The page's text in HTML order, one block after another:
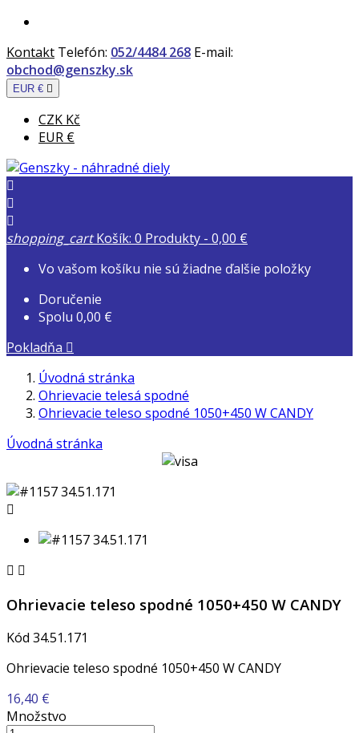
Kontakt Telefón: 052/4484 268 E-mail:
obchod@genszky.sk
EUR € 
CZK Kč
EUR €



shopping_cart Košík: 0 Produkty - 0,00 €
Vo vašom košíku nie sú žiadne ďalšie položky
Doručenie
Spolu 0,00 €
Pokladňa 
Úvodná stránka
Ohrievacie telesá spodné
Ohrievacie teleso spodné 1050+450 W CANDY
Úvodná stránka

 
Ohrievacie teleso spodné 1050+450 W CANDY
Kód 34.51.171
Ohrievacie teleso spodné 1050+450 W CANDY
16,40 €
Množstvo